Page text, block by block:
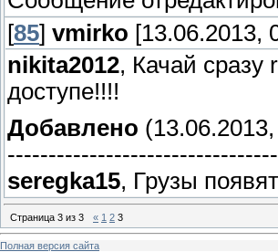
[85] vmirko [13.06.2013,
nikita2012, Качай сразу
доступе!!!!
Добавлено
seregka15, Грузы
Страница 3 из 3 « 1 2 3
Полная версия сайта